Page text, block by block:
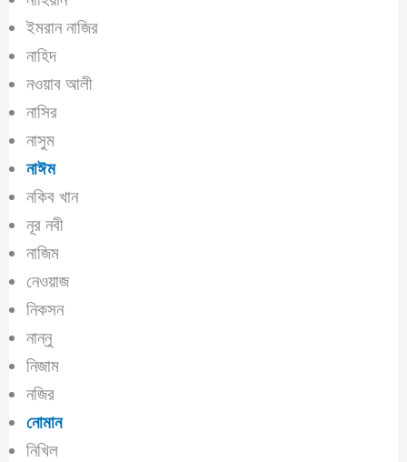
ইমরান নাজির
নাহিদ
নওয়াব আলী
নাসির
নাসুম
নাঈম
নকিব খান
নূর নবী
নাজিম
নেওয়াজ
নিকসন
নান্নু
নিজাম
নজির
নোমান
নিখিল